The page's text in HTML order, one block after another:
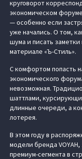
круговорот
экономическом
— особенно если
уже начались. О том,
шума и писать заметки
материале «Ъ-Стиль».
С комфортом попасть
экономического
невозможная.
шаттлами,
длинные очереди, а
лотерея.
В этом году в
модели бренда
премиум-сегмента в